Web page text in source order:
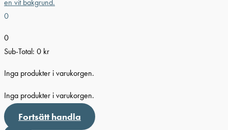
0
0
Sub-Total: 0 kr
Inga produkter i varukorgen.
Inga produkter i varukorgen.
Fortsätt handla